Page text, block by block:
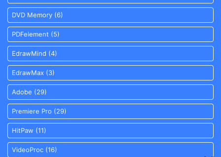
DVD Memory (6)
PDFelement (5)
EdrawMind (4)
EdrawMax (3)
Adobe (29)
Premiere Pro (29)
HitPaw (11)
VideoProc (16)